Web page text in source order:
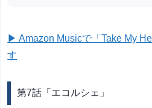
▶ Amazon Musicで「Take My
す
第7話「エコルシェ」